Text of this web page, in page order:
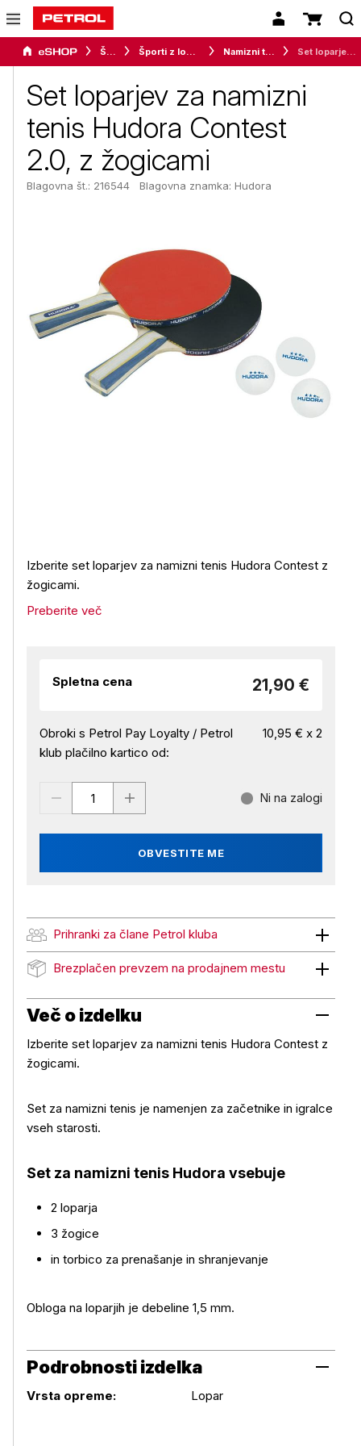
Šport Športi z loparjem Namizni tenis
Set loparjev za namizni
tenis Hudora Contest
2.0, z žogicami
Blagovna št.: 216544 Blagovna znamka: Hudora
Izberite set loparjev za namizni tenis Hudora Contest z
žogicami.
Preberite več
Spletna cena 21,90 €
Obroki s Petrol Pay Loyalty / Petrol
klub plačilno kartico od:
10,95 € x 2
OBVESTITE ME
Ni na zalogi
Prihranki za člane Petrol kluba
Prihranki za člane Petrol kluba
Brezplačen prevzem na prodajnem mestu
Brezplačen prevzem na prodajnem mestu
Več o izdelku
Več o izdelku
Izberite set loparjev za namizni tenis Hudora Contest z
žogicami.
Set za namizni tenis je namenjen za začetnike in igralce
vseh starosti.
Set za namizni tenis Hudora vsebuje
2 loparja
3 žogice
in torbico za prenašanje in shranjevanje
Obloga na loparjih je debeline 1,5 mm.
Podrobnosti izdelka
Podrobnosti izdelka
Vrsta opreme: Lopar